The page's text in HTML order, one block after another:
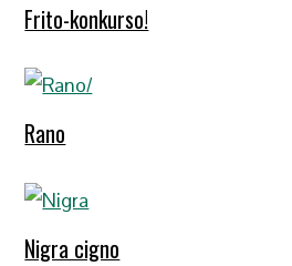
Frito-konkurso!
Rano
Nigra cigno